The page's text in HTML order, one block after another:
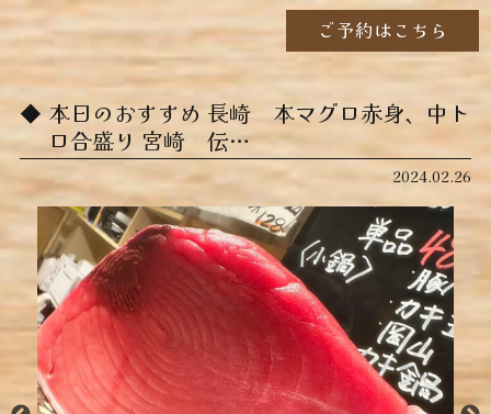
ご予約はこちら
本日のおすすめ ︎長崎 本マグロ赤身、中ト
ロ合盛り ︎宮崎 伝…
2024.02.26